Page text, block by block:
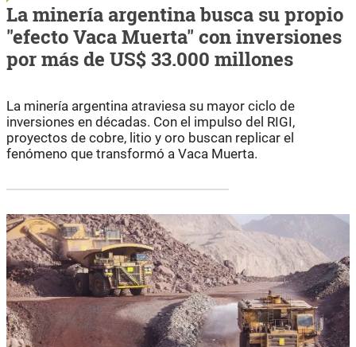
La minería argentina busca su propio
"efecto Vaca Muerta" con inversiones
por más de US$ 33.000 millones
La minería argentina atraviesa su mayor ciclo de
inversiones en décadas. Con el impulso del RIGI,
proyectos de cobre, litio y oro buscan replicar el
fenómeno que transformó a Vaca Muerta.